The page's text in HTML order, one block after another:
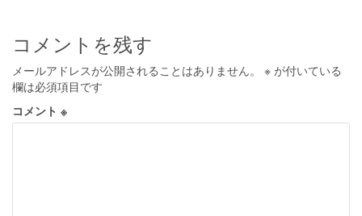
ビ
ゲ
ー
シ
コメントを残す
メールアドレスが公開されることはありません。 ※ が付いている
欄は必須項目です
コメント ※